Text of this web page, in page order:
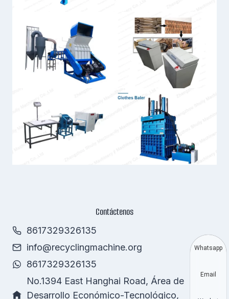
Contáctenos
8617329326135
info@recyclingmachine.org
8617329326135
No.1394 East Hanghai Road, Área de
Desarrollo Económico-Tecnológico,
Whatsapp
Email